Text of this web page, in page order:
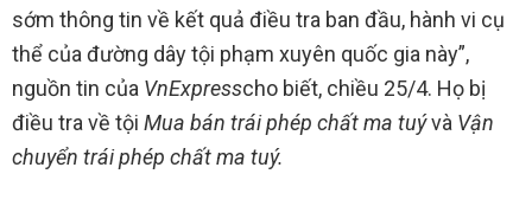
sớm thông tin về kết quả điều tra ban đầu, hành vi cụ
thể của đường dây tội phạm xuyên quốc gia này”,
nguồn tin của VnExpresscho biết, chiều 25/4. Họ bị
điều tra về tội Mua bán trái phép chất ma tuývà Vận
chuyển trái phép chất ma tuý.